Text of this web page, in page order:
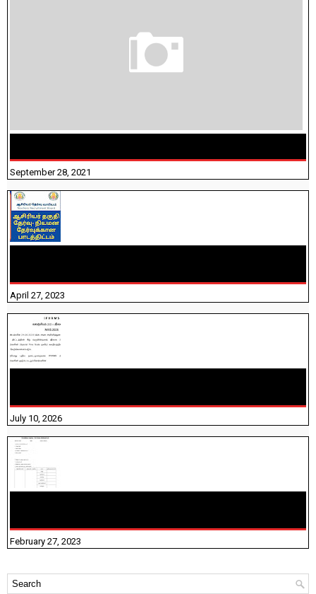
September 28, 2021
April 27, 2023
July 10, 2026
February 27, 2023